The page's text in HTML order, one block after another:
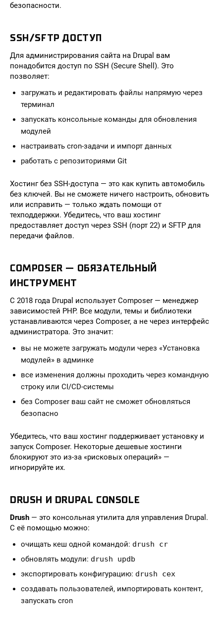
безопасности.
SSH/SFTP ДОСТУП
Для администрирования сайта на Drupal вам
понадобится доступ по SSH (Secure Shell). Это
позволяет:
загружать и редактировать файлы напрямую через
терминал
запускать консольные команды для обновления
модулей
настраивать cron-задачи и импорт данных
работать с репозиториями Git
Хостинг без SSH-доступа — это как купить автомобиль
без ключей. Вы не сможете ничего настроить, обновить
или исправить — только ждать помощи от
техподдержки. Убедитесь, что ваш хостинг
предоставляет доступ через SSH (порт 22) и SFTP для
передачи файлов.
COMPOSER — ОБЯЗАТЕЛЬНЫЙ
ИНСТРУМЕНТ
С 2018 года Drupal использует Composer — менеджер
зависимостей PHP. Все модули, темы и библиотеки
устанавливаются через Composer, а не через интерфейс
администратора. Это значит:
вы не можете загружать модули через «Установка
модулей» в админке
все изменения должны проходить через командную
строку или CI/CD-системы
без Composer ваш сайт не сможет обновляться
безопасно
Убедитесь, что ваш хостинг поддерживает установку и
запуск Composer. Некоторые дешевые хостинги
блокируют это из-за «рисковых операций» —
игнорируйте их.
DRUSH И DRUPAL CONSOLE
Drush — это консольная утилита для управления Drupal.
С её помощью можно:
очищать кеш одной командой: drush cr
обновлять модули: drush updb
экспортировать конфигурацию: drush cex
создавать пользователей, импортировать контент,
запускать cron